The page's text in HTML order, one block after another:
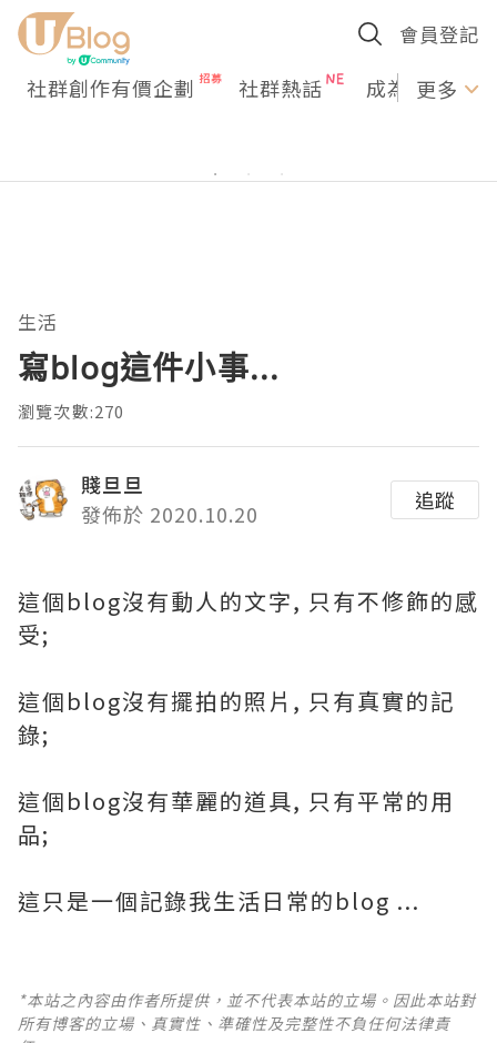
會員登記
社群創作有價企劃 社群熱話 成為U更多
生活
寫blog這件小事...
瀏覽次數:270
賤旦旦
發佈於 2020.10.20
追蹤
這個blog沒有動人的文字, 只有不修飾的感
受;
這個blog沒有擺拍的照片, 只有真實的記
錄;
這個blog沒有華麗的道具, 只有平常的用
品;
這只是一個記錄我生活日常的blog ...
*本站之內容由作者所提供，並不代表本站的立場。因此本站對
所有博客的立場、真實性、準確性及完整性不負任何法律責